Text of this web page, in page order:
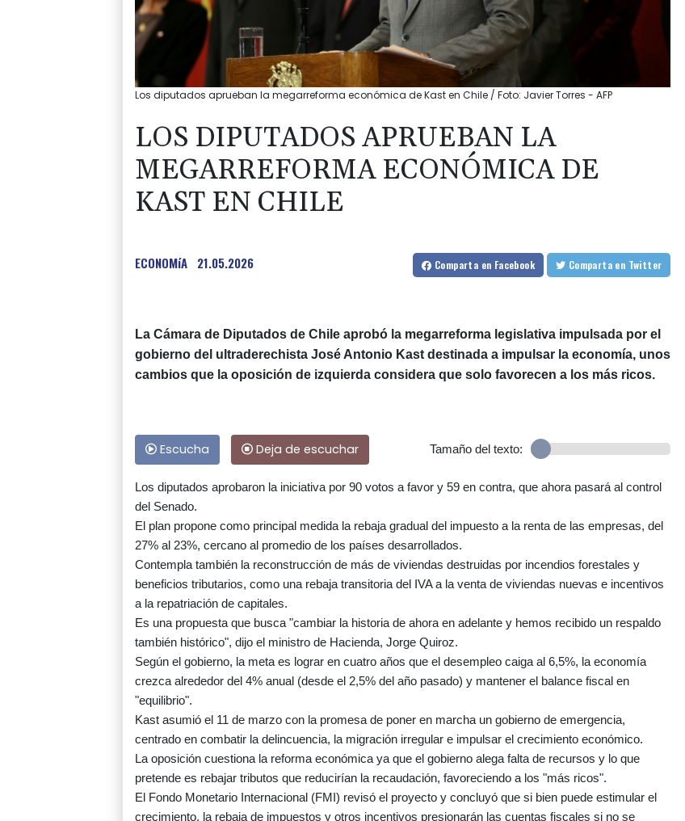
Los diputados aprueban la megarreforma económica de Kast en Chile / Foto: Javier Torres - AFP
LOS DIPUTADOS APRUEBAN LA
MEGARREFORMA ECONÓMICA DE
KAST EN CHILE
ECONOMíA 21.05.2026 Comparta en Facebook Comparta en Twitter
La Cámara de Diputados de Chile aprobó la megarreforma legislativa impulsada por el
gobierno del ultraderechista José Antonio Kast destinada a impulsar la economía, unos
cambios que la oposición de izquierda considera que solo favorecen a los más ricos.
Escucha Deja de escuchar Tamaño del texto:
Los diputados aprobaron la iniciativa por 90 votos a favor y 59 en contra, que ahora pasará al control
del Senado.
El plan propone como principal medida la rebaja gradual del impuesto a la renta de las empresas, del
27% al 23%, cercano al promedio de los países desarrollados.
Contempla también la reconstrucción de más de viviendas destruidas por incendios forestales y
beneficios tributarios, como una rebaja transitoria del IVA a la venta de viviendas nuevas e incentivos
a la repatriación de capitales.
Es una propuesta que busca "cambiar la historia de ahora en adelante y hemos recibido un respaldo
también histórico", dijo el ministro de Hacienda, Jorge Quiroz.
Según el gobierno, la meta es lograr en cuatro años que el desempleo caiga al 6,5%, la economía
crezca alrededor del 4% anual (desde el 2,5% del año pasado) y mantener el balance fiscal en
"equilibrio".
Kast asumió el 11 de marzo con la promesa de poner en marcha un gobierno de emergencia,
centrado en combatir la delincuencia, la migración irregular e impulsar el crecimiento económico.
La oposición cuestiona la reforma económica ya que el gobierno alega falta de recursos y lo que
pretende es rebajar tributos que reducirían la recaudación, favoreciendo a los "más ricos".
El Fondo Monetario Internacional (FMI) revisó el proyecto y concluyó que si bien puede estimular el
crecimiento, la rebaja de impuestos y otros incentivos presionarán las cuentas fiscales si no se